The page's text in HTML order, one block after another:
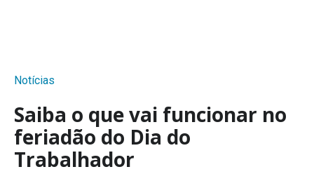
Notícias
Saiba o que vai funcionar no
feriadão do Dia do
Trabalhador